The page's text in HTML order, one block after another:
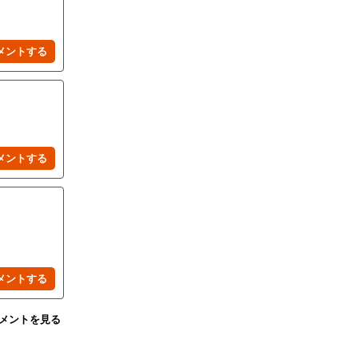
ントを見る